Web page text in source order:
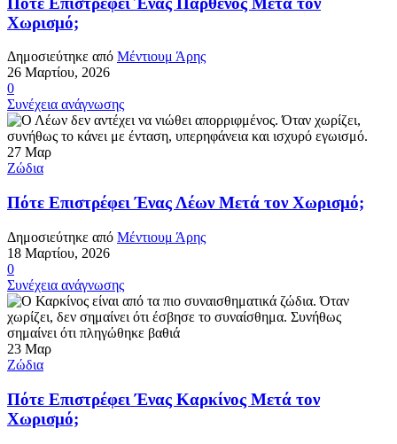
Χωρισμό;
Δημοσιεύτηκε από Μέντιουμ Άρης
26 Μαρτίου, 2026
0
Συνέχεια ανάγνωσης
27 Μαρ
Ζώδια
Πότε Επιστρέφει Ένας Λέων Μετά τον Χωρισμό;
Δημοσιεύτηκε από Μέντιουμ Άρης
18 Μαρτίου, 2026
0
Συνέχεια ανάγνωσης
23 Μαρ
Ζώδια
Πότε Επιστρέφει Ένας Καρκίνος Μετά τον
Χωρισμό;